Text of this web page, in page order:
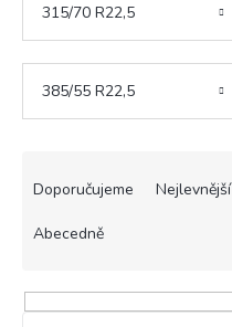
315/70 R22,5
385/55 R22,5
p
Doporučujeme Nejlevnější
Abecedně